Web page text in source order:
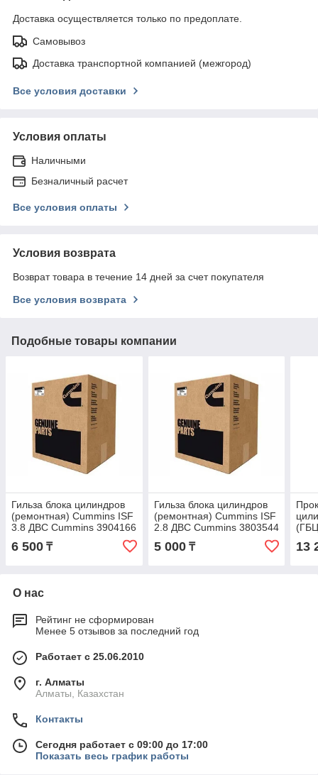
Доставка осуществляется только по предоплате.
Самовывоз
Доставка транспортной компанией (межгород)
Все условия доставки
Условия оплаты
Наличными
Безналичный расчет
Все условия оплаты
Условия возврата
Возврат товара в течение 14 дней за счет покупателя
Все условия возврата
Подобные товары компании
Гильза блока цилиндров
(ремонтная) Cummins ISF
3.8 ДВС Cummins 3904166
6 500 ₸
Гильза блока цилиндров
(ремонтная) Cummins ISF
2.8 ДВС Cummins 3803544
5 000₸ 13
О нас
Рейтинг не сформирован
Менее 5 отзывов за последний год
Работает с 25.06.2010
г. Алматы
Алматы, Казахстан
Контакты
Сегодня работает с 09:00 до 17:00
Показать весь график работы